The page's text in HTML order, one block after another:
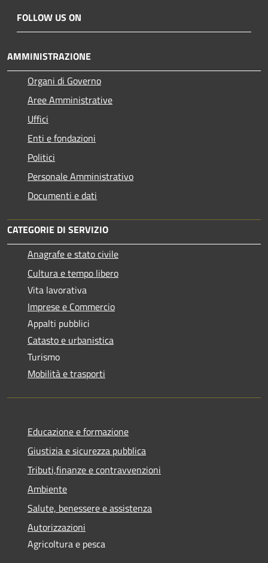
FOLLOW US ON
AMMINISTRAZIONE
Organi di Governo
Aree Amministrative
Uffici
Enti e fondazioni
Politici
Personale Amministrativo
Documenti e dati
CATEGORIE DI SERVIZIO
Anagrafe e stato civile
Cultura e tempo libero
Vita lavorativa
Imprese e Commercio
Appalti pubblici
Catasto e urbanistica
Turismo
Mobilità e trasporti
Educazione e formazione
Giustizia e sicurezza pubblica
Tributi,finanze e contravvenzioni
Ambiente
Salute, benessere e assistenza
Autorizzazioni
Agricoltura e pesca